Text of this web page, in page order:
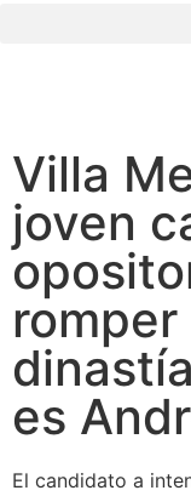
Villa
joven
es
El candidato a